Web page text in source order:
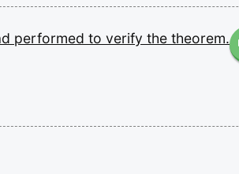
performed to verify the theorem.